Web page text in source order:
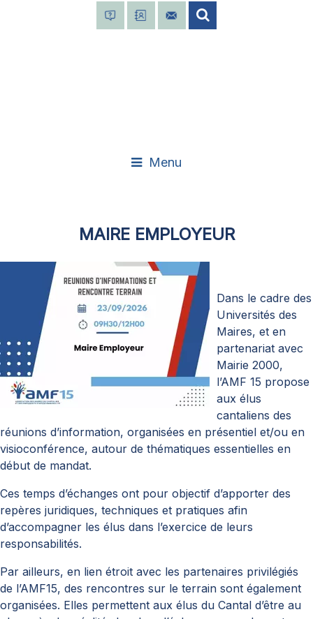
Menu
MAIRE EMPLOYEUR
Dans le cadre des
Universités des
Maires, et en
partenariat avec
Mairie 2000,
l’AMF 15 propose
aux élus
cantaliens des
réunions d’information, organisées en présentiel et/ou en
visioconférence, autour de thématiques essentielles en
début de mandat.
Ces temps d’échanges ont pour objectif d’apporter des
repères juridiques, techniques et pratiques afin
d’accompagner les élus dans l’exercice de leurs
responsabilités.
Par ailleurs, en lien étroit avec les partenaires privilégiés
de l’AMF15, des rencontres sur le terrain sont également
organisées. Elles permettent aux élus du Cantal d’être au